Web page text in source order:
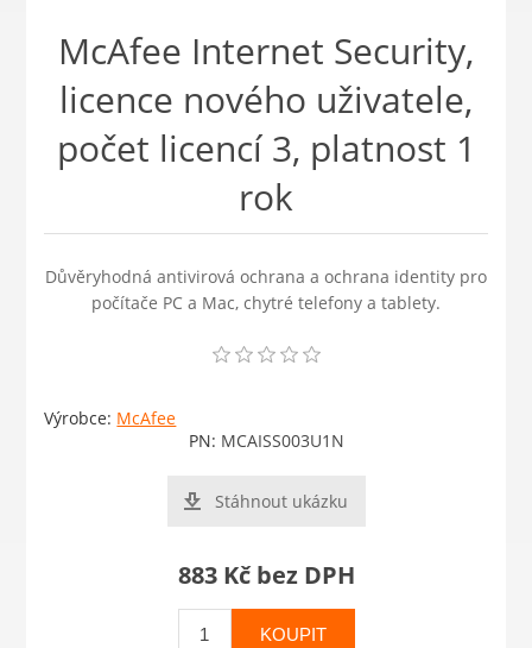
McAfee Internet Security,
licence nového uživatele,
počet licencí 3, platnost 1
rok
Důvěryhodná antivirová ochrana a ochrana identity pro
počítače PC a Mac, chytré telefony a tablety.
Výrobce: McAfee
PN: MCAISS003U1N
Stáhnout ukázku
883 Kč bez DPH
KOUPIT